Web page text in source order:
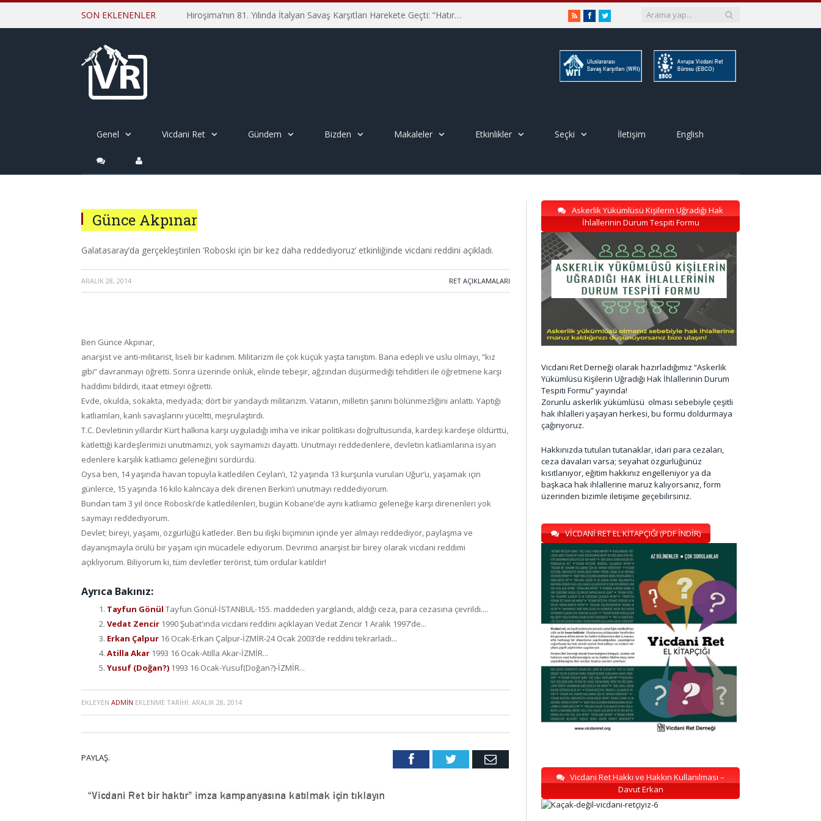
SON EKLENENLER Hiroşima’nın 81. Yılında İtalyan Savaş Karşıtları Harekete Geçti: “Hatırlamak yeterli değil” RSSFacebookTwitter
Genel Vicdani Ret Gündem Bizden Makaleler Etkinlikler Seçki İletişim English
Günce Akpınar
Galatasaray’da gerçekleştirilen ‘Roboski için bir kez daha reddediyoruz’ etkinliğinde vicdani reddini açıkladı.
ARALIK 28, 2014 · RET AÇIKLAMALARI
Ben Günce Akpınar,
anarşist ve anti-militarist, liseli bir kadınım. Militarizm ile çok küçük yaşta tanıştım. Bana edepli ve uslu olmayı, “kız
gibi” davranmayı öğretti. Sonra üzerinde önlük, elinde tebeşir, ağzından düşürmediği tehditleri ile öğretmene karşı
haddimi bildirdi, itaat etmeyi öğretti.
Evde, okulda, sokakta, medyada; dört bir yandaydı militarizm. Vatanın, milletin şanını bölünmezliğini anlattı. Yaptığı
katliamları, kanlı savaşlarını yüceltti, meşrulaştırdı.
T.C. Devletinin yıllardır Kürt halkına karşı uyguladığı imha ve inkar politikası doğrultusunda, kardeşi kardeşe öldürttü,
katlettiği kardeşlerimizi unutmamızı, yok saymamızı dayattı. Unutmayı reddedenlere, devletin katliamlarına isyan
edenlere karşılık katliamcı geleneğini sürdürdü.
Oysa ben, 14 yaşında havan topuyla katledilen Ceylan’ı, 12 yaşında 13 kurşunla vurulan Uğur’u, yaşamak için
günlerce, 15 yaşında 16 kilo kalıncaya dek direnen Berkin’i unutmayı reddediyorum.
Bundan tam 3 yıl önce Roboski’de katledilenleri, bugün Kobane’de aynı katliamcı geleneğe karşı direnenleri yok
saymayı reddediyorum.
Devlet; bireyi, yaşamı, özgürlüğü katleder. Ben bu ilişki biçiminin içinde yer almayı reddediyor, paylaşma ve
dayanışmayla örülü bir yaşam için mücadele ediyorum. Devrimci anarşist bir birey olarak vicdani reddimi
açıklıyorum. Biliyorum ki, tüm devletler terörist, tüm ordular katildir!
Ayrıca Bakınız:
Tayfun Gönül Tayfun Gönül-İSTANBUL-155. maddeden yargılandı, aldığı ceza, para cezasına çevrildi....
Vedat Zencir 1990 Şubat'ında vicdani reddini açıklayan Vedat Zencir 1 Aralık 1997’de...
Erkan Çalpur 16 Ocak-Erkan Çalpur-İZMİR-24 Ocak 2003’de reddini tekrarladı...
Atilla Akar 1993 16 Ocak-Atilla Akar-İZMİR...
Yusuf (Doğan?) 1993 16 Ocak-Yusuf(Doğan?)-İZMİR...
EKLEYEN ADMIN EKLENME TARIHI: ARALIK 28, 2014
PAYLAŞ. FacebookTwitter Email
Askerlik Yükümlüsü Kişilerin Uğradığı Hak
İhlallerinin Durum Tespiti Formu
Vicdani Ret Derneği olarak hazırladığımız “Askerlik
Yükümlüsü Kişilerin Uğradığı Hak İhlallerinin Durum
Tespiti Formu” yayında!
Zorunlu askerlik yükümlüsü olması sebebiyle çeşitli
hak ihlalleri yaşayan herkesi, bu formu doldurmaya
çağırıyoruz.
Hakkınızda tutulan tutanaklar, idari para cezaları,
ceza davaları varsa; seyahat özgürlüğünüz
kısıtlanıyor, eğitim hakkınız engelleniyor ya da
başkaca hak ihlallerine maruz kalıyorsanız, form
üzerinden bizimle iletişime geçebilirsiniz.
VİCDANİ RET EL KİTAPÇIĞI (PDF İNDİR)
Vicdani Ret Hakkı ve Hakkın Kullanılması –
Davut Erkan